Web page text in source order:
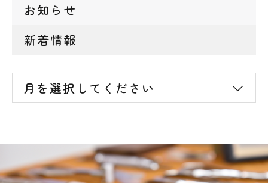
お知らせ
新着情報
月を選択してください